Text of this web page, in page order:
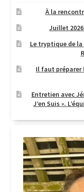
À la
Juillet
Le tryptique de
Il faut préparer
Entretien avec
J’en Suis ».